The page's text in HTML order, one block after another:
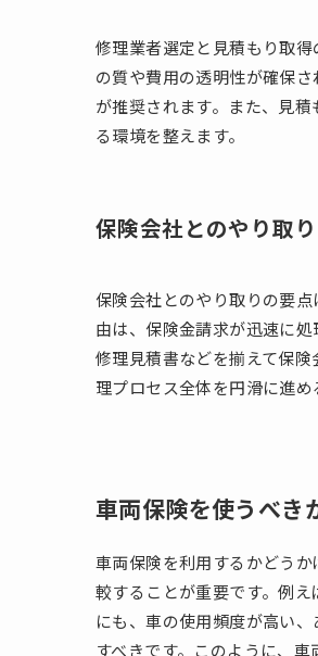
修理業者選定と見積もり取
の質や費用の透明性が確保
が推奨されます。また、見
る環境を整えます。
保険会社とのやり取
保険会社とのやり取りの要
由は、保険金請求が迅速に
修理見積書などを揃えて保
理プロセス全体を円滑に進め
車両保険を使うべき
車両保険を利用するかどう
較することが重要です。例
にも、車の使用頻度が高い
すべきです。このように、